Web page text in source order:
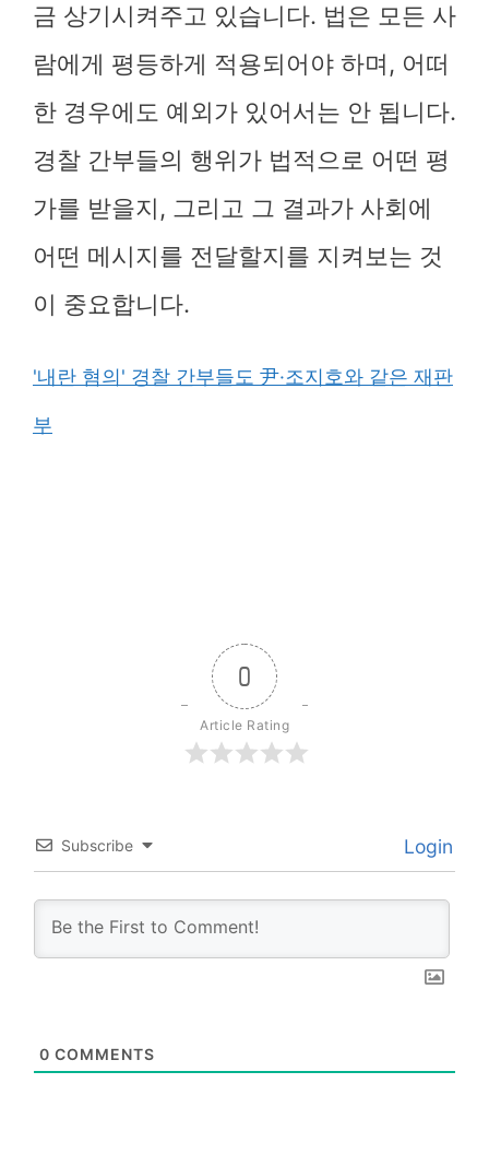
금 상기시켜주고 있습니다. 법은 모든 사
람에게 평등하게 적용되어야 하며, 어떠
한 경우에도 예외가 있어서는 안 됩니다.
경찰 간부들의 행위가 법적으로 어떤 평
가를 받을지, 그리고 그 결과가 사회에
어떤 메시지를 전달할지를 지켜보는 것
이 중요합니다.
'내란 혐의' 경찰 간부들도 尹·조지호와 같은 재판
부
0
Article Rating
Subscribe Login
0 COMMENTS